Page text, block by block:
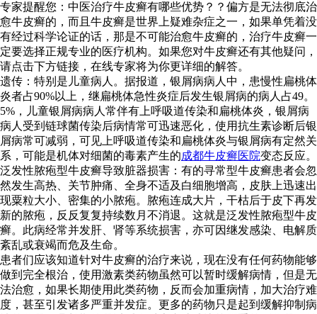
专家提醒您：中医治疗牛皮癣有哪些优势？？偏方是无法彻底治
愈牛皮癣的，而且牛皮癣是世界上疑难杂症之一，如果单凭着没
有经过科学论证的话，那是不可能治愈牛皮癣的，治疗牛皮癣一
定要选择正规专业的医疗机构。如果您对牛皮癣还有其他疑问，
请点击下方链接，在线专家将为你更详细的解答。
遗传：特别是儿童病人。据报道，银屑病病人中，患慢性扁桃体
炎者占90%以上，继扁桃体急性炎症后发生银屑病的病人占49。
5%，儿童银屑病病人常伴有上呼吸道传染和扁桃体炎，银屑病
病人受到链球菌传染后病情常可迅速恶化，使用抗生素诊断后银
屑病常可减弱，可见上呼吸道传染和扁桃体炎与银屑病有定然关
系，可能是机体对细菌的毒素产生的成都牛皮癣医院变态反应。
泛发性脓疱型牛皮癣导致脏器损害：有的寻常型牛皮癣患者会忽
然发生高热、关节肿痛、全身不适及白细胞增高，皮肤上迅速出
现粟粒大小、密集的小脓疱。脓疱连成大片，干枯后于皮下再发
新的脓疱，反反复复持续数月不消退。这就是泛发性脓疱型牛皮
癣。此病经常并发肝、肾等系统损害，亦可因继发感染、电解质
紊乱或衰竭而危及生命。
患者们应该知道针对牛皮癣的治疗来说，现在没有任何药物能够
做到完全根治，使用激素类药物虽然可以暂时缓解病情，但是无
法治愈，如果长期使用此类药物，反而会加重病情，加大治疗难
度，甚至引发诸多严重并发症。更多的药物只是起到缓解抑制病